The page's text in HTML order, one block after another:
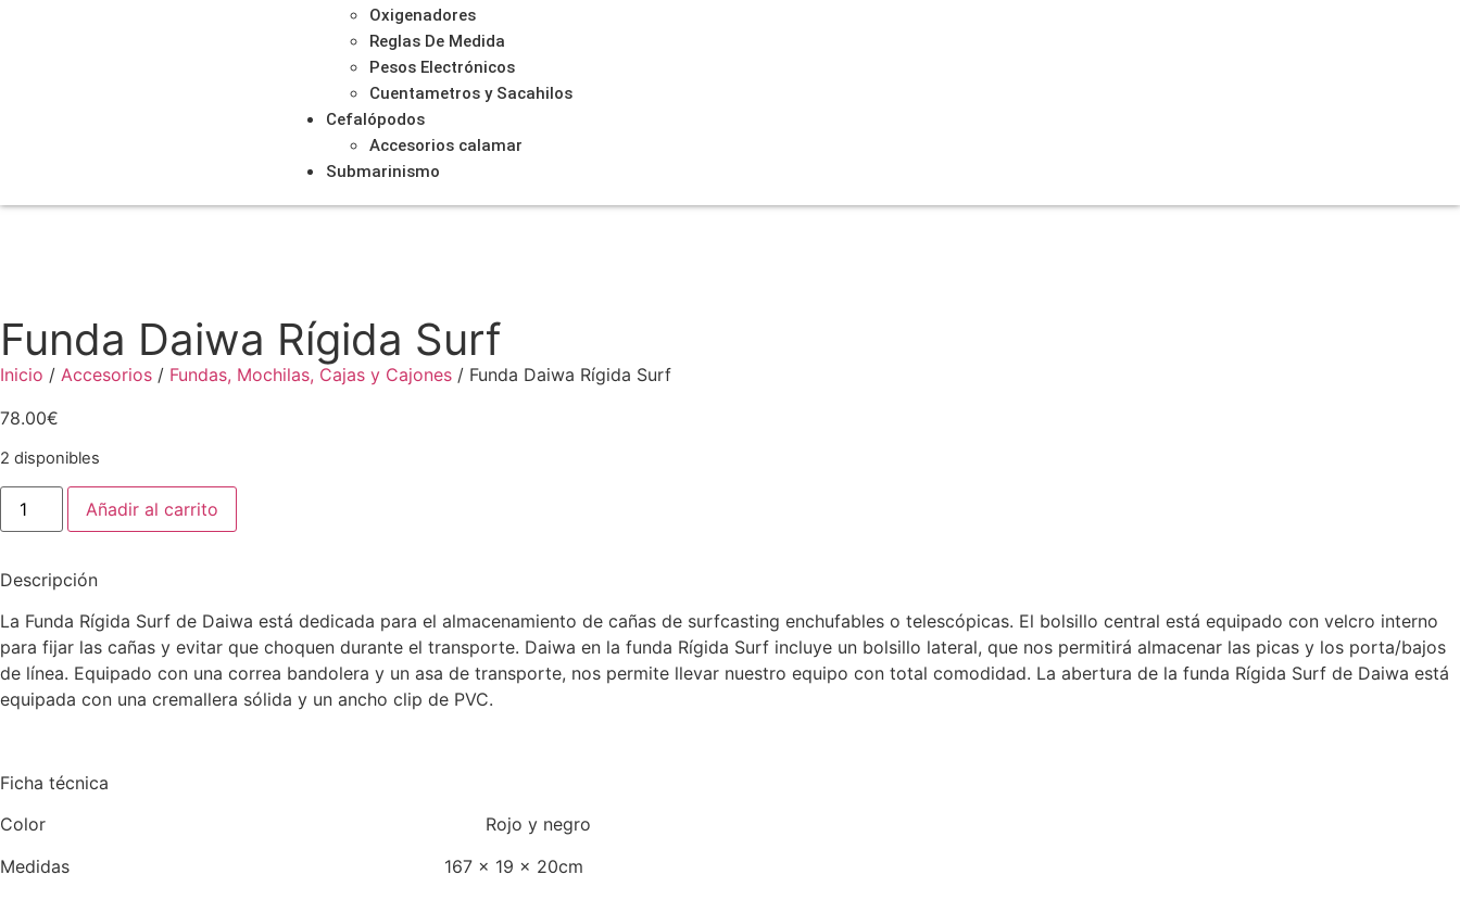
Oxigenadores
Reglas De Medida
Pesos Electrónicos
Cuentametros y Sacahilos
Cefalópodos
Accesorios calamar
Submarinismo
Funda Daiwa Rígida Surf
Inicio / Accesorios / Fundas, Mochilas, Cajas y Cajones / Funda Daiwa Rígida Surf
78.00€
2 disponibles
Añadir al carrito
Descripción
La Funda Rígida Surf de Daiwa está dedicada para el almacenamiento de cañas de surfcasting enchufables o telescópicas. El bolsillo central está equipado con velcro interno
para fijar las cañas y evitar que choquen durante el transporte. Daiwa en la funda Rígida Surf incluye un bolsillo lateral, que nos permitirá almacenar las picas y los porta/bajos
de línea. Equipado con una correa bandolera y un asa de transporte, nos permite llevar nuestro equipo con total comodidad. La abertura de la funda Rígida Surf de Daiwa está
equipada con una cremallera sólida y un ancho clip de PVC.
Ficha técnica
Color Rojo y negro
Medidas 167 x 19 x 20cm